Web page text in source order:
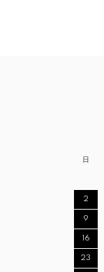
日
2
9
16
23